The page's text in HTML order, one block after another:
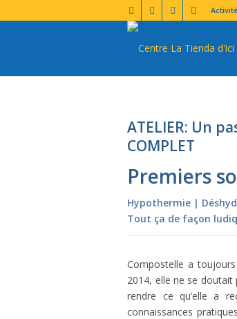
ATELIER: Un
COMPLET
Premiers
Hypothermie |
Tout ça de façon
Compostelle a
2014, elle ne se
rendre ce qu’elle a
connaissances